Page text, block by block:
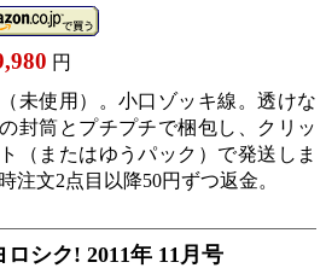
円
未使用）。小口ゾッキ線。透けな
封筒とプチプチで梱包し、クリッ
（またはゆうパック）で発送しま
注文2点目以降50円ずつ返金。
ロシク! 2011年 11月号